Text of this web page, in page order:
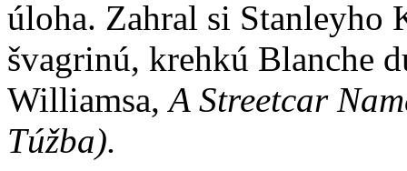
úloha. Zahral si Stanleyho
švagrinú, krehkú Blanche
Williamsa,A Streetcar
Túžba).